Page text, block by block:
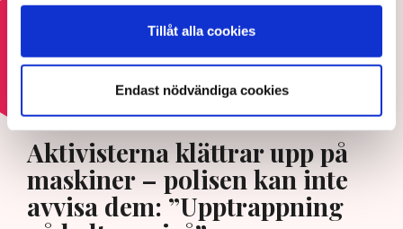
Tillåt alla cookies
Endast nödvändiga cookies
3 AUGUSTI 2026 |
Läs mer om hoten mot äganderätten
HOTEN MOT ÄGANDERÄTTEN
Aktivisterna klättrar upp på
maskiner – polisen kan inte
avvisa dem: ”Upptrappning